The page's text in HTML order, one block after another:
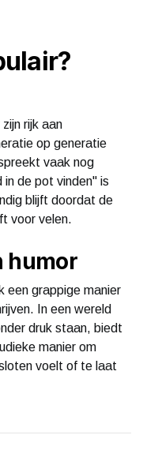
rijk aan
op generatie
vaak nog
de pot vinden" is
blijft doordat de
voor velen.
humor
een grappige manier
In een wereld
druk staan, biedt
manier om
voelt of te laat